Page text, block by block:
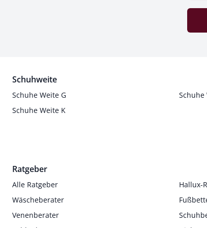
Schuhweite
Schuhe Weite G
Schuhe
Schuhe Weite K
Ratgeber
Alle Ratgeber
Hallux-
Wäscheberater
Venenberater